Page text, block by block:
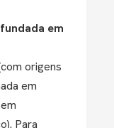
em
origens
em
Para